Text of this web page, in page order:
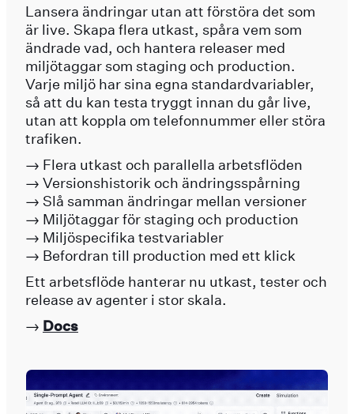
Lansera ändringar utan att förstöra det som
är live. Skapa flera utkast, spåra vem som
ändrade vad, och hantera releaser med
miljötaggar som staging och production.
Varje miljö har sina egna standardvariabler,
så att du kan testa tryggt innan du går live,
utan att koppla om telefonnummer eller störa
trafiken.
→ Flera utkast och parallella arbetsflöden
→ Versionshistorik och ändringsspårning
→ Slå samman ändringar mellan versioner
→ Miljötaggar för staging och production
→ Miljöspecifika testvariabler
→ Befordran till production med ett klick
Ett arbetsflöde hanterar nu utkast, tester och
release av agenter i stor skala.
→ Docs